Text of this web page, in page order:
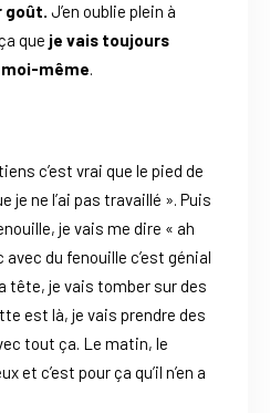
goût. J’en oublie plein à
que je vais toujours
même.
c’est vrai que le pied de
ne l’ai pas travaillé ». Puis
je vais me dire « ah
du fenouille c’est génial
tête, je vais tomber sur des
est là, je vais prendre des
tout ça. Le matin, le
et c’est pour ça qu’il n’en a